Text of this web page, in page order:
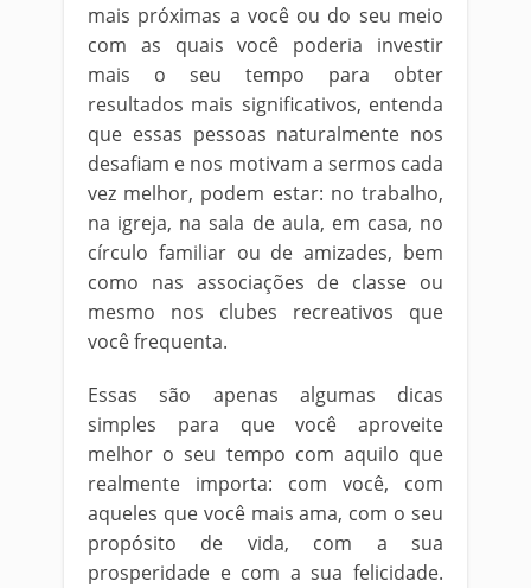
mais próximas a você ou do seu meio
com as quais você poderia investir
mais o seu tempo para obter
resultados mais significativos, entenda
que essas pessoas naturalmente nos
desafiam e nos motivam a sermos cada
vez melhor, podem estar: no trabalho,
na igreja, na sala de aula, em casa, no
círculo familiar ou de amizades, bem
como nas associações de classe ou
mesmo nos clubes recreativos que
você frequenta.
Essas são apenas algumas dicas
simples para que você aproveite
melhor o seu tempo com aquilo que
realmente importa: com você, com
aqueles que você mais ama, com o seu
propósito de vida, com a sua
prosperidade e com a sua felicidade.